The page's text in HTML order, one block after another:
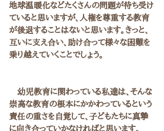
地球温暖化などたくさんの問題が待ち受け
ていると思いますが、人権を尊重する教育
が後退することはないと思います。きっと、
互いに支え合い、助け合って様々な困難を
乗り越えていくことでしょう。
幼児教育に関わっている私達は、そんな
崇高な教育の根本にかかわっているという
責任の重さを自覚して、子どもたちに真摯
に向き合っていかなければと思います。